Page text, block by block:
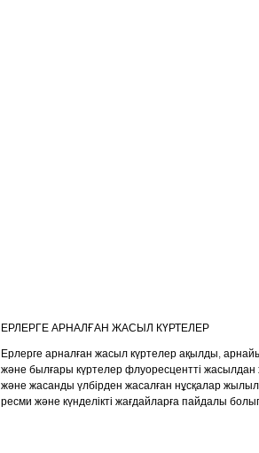
ЕРЛЕРГЕ АРНАЛҒАН ЖАСЫЛ КҮРТЕЛЕР
Ерлерге арналған жасыл күртелер ақылды,
және былғары күртелер флуоресцентті жасылдан
және жасанды үлбірден жасалған нұсқалар
ресми және күнделікті жағдайларға пайдалы